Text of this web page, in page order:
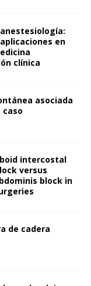
en
clínica
asociada
caso
intercostal
versus
block in
de cadera